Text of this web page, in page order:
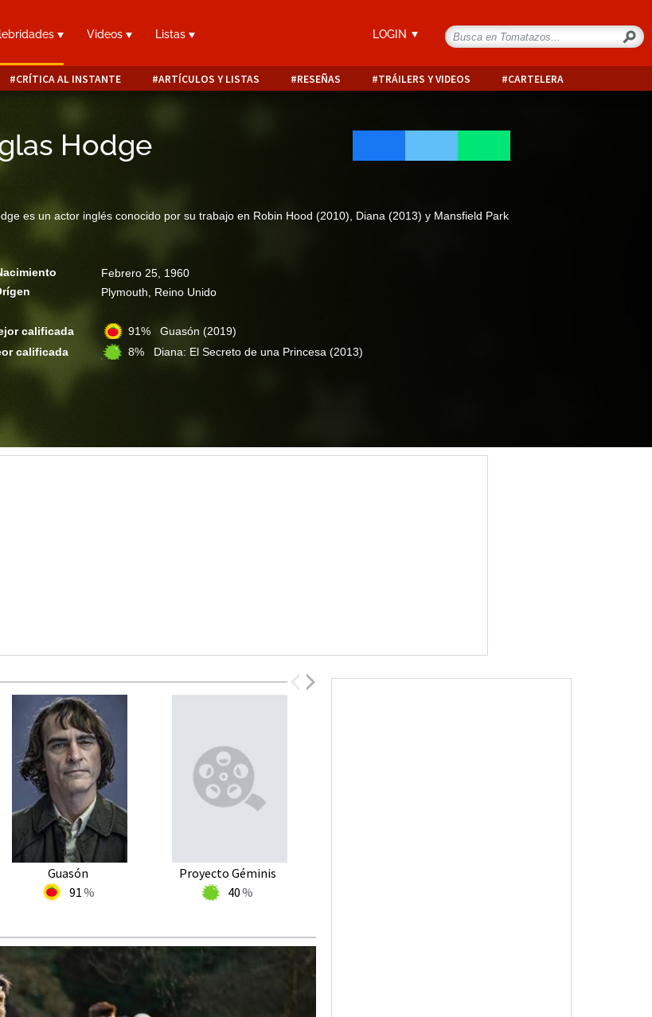
Videos Listas LOGIN
CRÍTICA AL INSTANTE ARTÍCULOS Y LISTAS RESEÑAS TRÁILERS Y VIDEOS CARTELERA
Hodge
es un actor inglés conocido por su trabajo en Robin Hood (2010), Diana (2013) y Mansfield Park
Febrero 25, 1960
Plymouth, Reino Unido
calificada 91% Guasón (2019)
calificada
8% Diana: El Secreto de una Princesa (2013)
Guasón
91
Proyecto Géminis
40